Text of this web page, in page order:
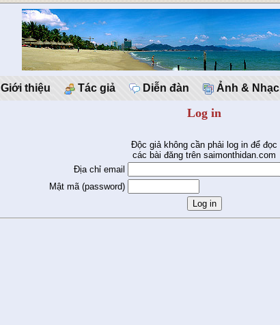
Giới thiệu Tác giả Diễn đàn Ảnh & Nhạc
Log in
Độc giả không cần phải log in để đọc
các bài đăng trên saimonthidan.com
Địa chỉ email
Mật mã (password)